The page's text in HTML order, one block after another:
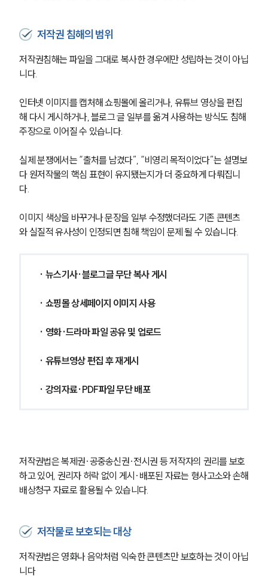
저작권 침해의 범위
저작권침해는 파일을 그대로 복사한 경우에만 성립하는 것이 아닙
니다.
인터넷 이미지를 캡처해 쇼핑몰에 올리거나, 유튜브 영상을 편집
해 다시 게시하거나, 블로그 글 일부를 옮겨 사용하는 방식도 침해
주장으로 이어질 수 있습니다.
실제 분쟁에서는 “출처를 남겼다”, “비영리 목적이었다”는 설명보
다 원저작물의 핵심 표현이 유지됐는지가 더 중요하게 다뤄집니
다.
이미지 색상을 바꾸거나 문장을 일부 수정했더라도 기존 콘텐츠
와 실질적 유사성이 인정되면 침해 책임이 문제 될 수 있습니다.
· 뉴스기사·블로그글 무단 복사 게시
· 쇼핑몰 상세페이지 이미지 사용
· 영화·드라마 파일 공유 및 업로드
· 유튜브영상 편집 후 재게시
· 강의자료·PDF파일 무단 배포
저작권법은 복제권·공중송신권·전시권 등 저작자의 권리를 보호
하고 있어, 권리자 허락 없이 게시·배포된 자료는 형사고소와 손해
배상청구 자료로 활용될 수 있습니다.
저작물로 보호되는 대상
저작권법은 영화나 음악처럼 익숙한 콘텐츠만 보호하는 것이 아닙
니다